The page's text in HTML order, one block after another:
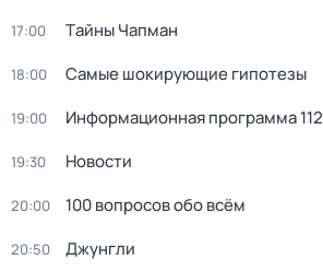
17:00 Тaйны Чапман
18:00 Самые шoкиpующие гипотезы
19:00 Информационная программа 112
19:30 Новости
20:00 100 вопросов обо всём
20:50 Джунгли